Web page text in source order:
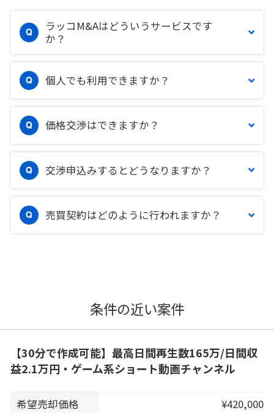
ラッコM&Aはどういうサービスです
か？
個人でも利用できますか？
価格交渉はできますか？
交渉申込みするとどうなりますか？
売買契約はどのように行われますか？
条件の近い案件
【30分で作成可能】最高日間再生数165万/日間収
益2.1万円・ゲーム系ショート動画チャンネル
希望売却価格
¥420,000